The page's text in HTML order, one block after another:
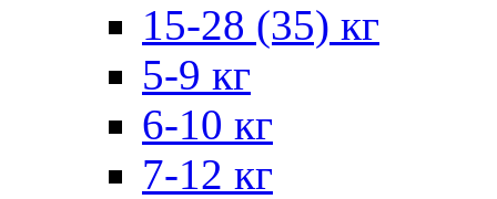
15-28 (35) кг
5-9 кг
6-10 кг
7-12 кг